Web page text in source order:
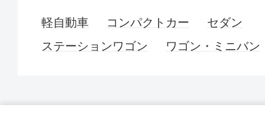
軽自動車 コンパクトカー
セダン
ステーションワゴン
ワゴン・ミニバン